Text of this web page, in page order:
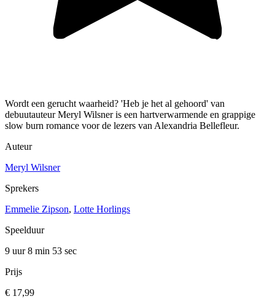
Wordt een gerucht waarheid? 'Heb je het al gehoord' van
debuutauteur Meryl Wilsner is een hartverwarmende en grappige
slow burn romance voor de lezers van Alexandria Bellefleur.
Auteur
Meryl Wilsner
Sprekers
Emmelie Zipson, Lotte Horlings
Speelduur
9 uur 8 min 53 sec
Prijs
€ 17,99